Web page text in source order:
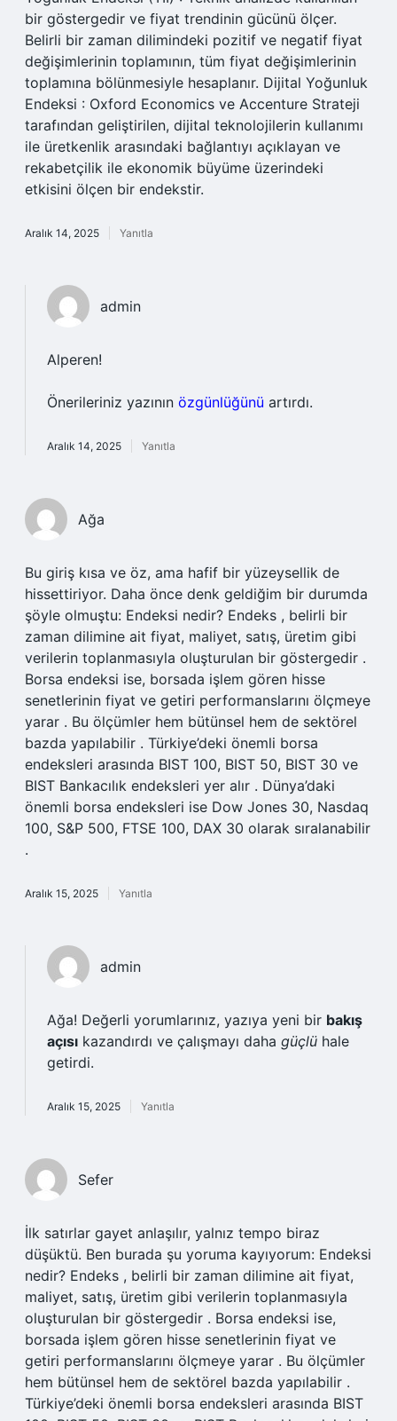
bir göstergedir ve fiyat trendinin gücünü ölçer.
Belirli bir zaman dilimindeki pozitif ve negatif fiyat
değişimlerinin toplamının, tüm fiyat değişimlerinin
toplamına bölünmesiyle hesaplanır. Dijital Yoğunluk
Endeksi : Oxford Economics ve Accenture Strateji
tarafından geliştirilen, dijital teknolojilerin kullanımı
ile üretkenlik arasındaki bağlantıyı açıklayan ve
rekabetçilik ile ekonomik büyüme üzerindeki
etkisini ölçen bir endekstir.
Aralık 14, 2025 Yanıtla
admin
Alperen!
Önerileriniz yazının özgünlüğünü artırdı.
Aralık 14, 2025 Yanıtla
Ağa
Bu giriş kısa ve öz, ama hafif bir yüzeysellik de
hissettiriyor. Daha önce denk geldiğim bir durumda
şöyle olmuştu: Endeksi nedir? Endeks , belirli bir
zaman dilimine ait fiyat, maliyet, satış, üretim gibi
verilerin toplanmasıyla oluşturulan bir göstergedir .
Borsa endeksi ise, borsada işlem gören hisse
senetlerinin fiyat ve getiri performanslarını ölçmeye
yarar . Bu ölçümler hem bütünsel hem de sektörel
bazda yapılabilir . Türkiye’deki önemli borsa
endeksleri arasında BIST 100, BIST 50, BIST 30 ve
BIST Bankacılık endeksleri yer alır . Dünya’daki
önemli borsa endeksleri ise Dow Jones 30, Nasdaq
100, S&P 500, FTSE 100, DAX 30 olarak sıralanabilir
.
Aralık 15, 2025 Yanıtla
admin
Ağa! Değerli yorumlarınız, yazıya yeni bir bakış
açısı kazandırdı ve çalışmayı daha güçlü hale
getirdi.
Aralık 15, 2025 Yanıtla
Sefer
İlk satırlar gayet anlaşılır, yalnız tempo biraz
düşüktü. Ben burada şu yoruma kayıyorum: Endeksi
nedir? Endeks , belirli bir zaman dilimine ait fiyat,
maliyet, satış, üretim gibi verilerin toplanmasıyla
oluşturulan bir göstergedir . Borsa endeksi ise,
borsada işlem gören hisse senetlerinin fiyat ve
getiri performanslarını ölçmeye yarar . Bu ölçümler
hem bütünsel hem de sektörel bazda yapılabilir .
Türkiye’deki önemli borsa endeksleri arasında BIST